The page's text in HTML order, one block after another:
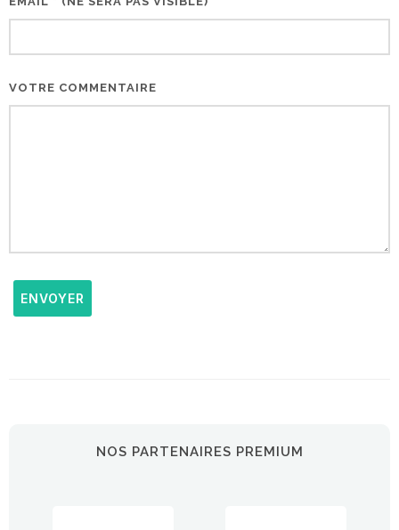
VOTRE COMMENTAIRE
ENVOYER
NOS PARTENAIRES PREMIUM